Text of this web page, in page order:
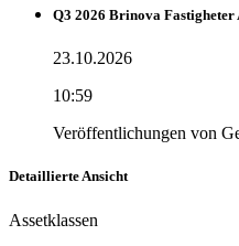
Q3 2026 Brinova Fastigheter
23.10.2026
10:59
Veröffentlichungen von
Detaillierte Ansicht
Assetklassen